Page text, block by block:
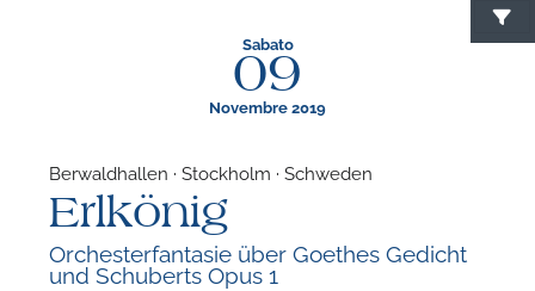
Sabato
09
Novembre 2019
Berwaldhallen · Stockholm · Schweden
Erlkönig
Orchesterfantasie über Goethes Gedicht
und Schuberts Opus 1